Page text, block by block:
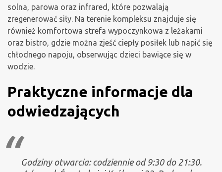
solna, parowa oraz infrared, które pozwalają
zregenerować siły. Na terenie kompleksu znajduje się
również komfortowa strefa wypoczynkowa z leżakami
oraz bistro, gdzie można zjeść ciepły posiłek lub napić się
chłodnego napoju, obserwując dzieci bawiące się w
wodzie.
Praktyczne informacje dla
odwiedzających
Godziny otwarcia: codziennie od 9:30 do 21:30.